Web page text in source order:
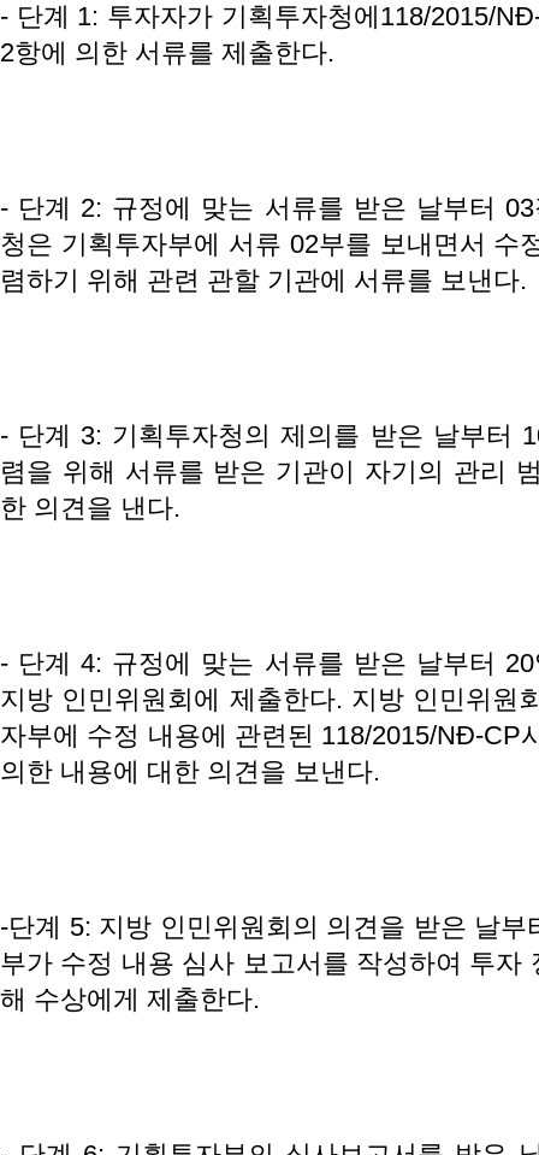
- 단계 1: 투자자가 기획투자청에118/2015/
2항에 의한 서류를 제출한다.
- 단계 2: 규정에 맞는 서류를 받은 날부터
청은 기획투자부에 서류 02부를 보내면서 수
렴하기 위해 관련 관할 기관에 서류를 보낸다.
- 단계 3: 기획투자청의 제의를 받은 날부터
렴을 위해 서류를 받은 기관이 자기의 관리
한 의견을 낸다.
- 단계 4: 규정에 맞는 서류를 받은 날부터
지방 인민위원회에 제출한다. 지방 인민위원
자부에 수정 내용에 관련된 118/2015/NĐ-CP
의한 내용에 대한 의견을 보낸다.
-단계 5: 지방 인민위원회의 의견을 받은 날
부가 수정 내용 심사 보고서를 작성하여 투자
해 수상에게 제출한다.